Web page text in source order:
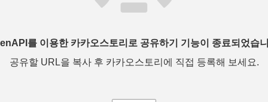
를 이용한 카카오스토리로 공유하기 기능이 종료되었습
공유할 URL을 복사 후 카카오스토리에 직접 등록해 보세요.